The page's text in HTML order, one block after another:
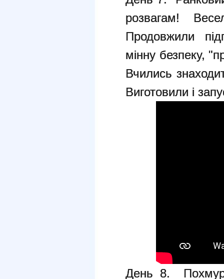
розвагам!
Продовжили
мінну безпеку,
Вчились
Виготовили і
День 8.